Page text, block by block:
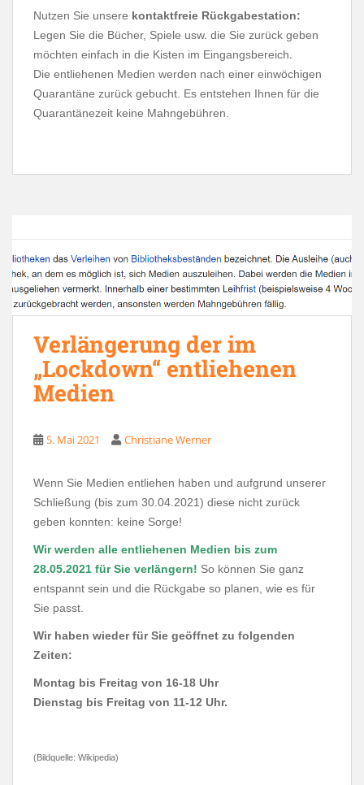
Nutzen Sie unsere kontaktfreie Rückgabestation:
Legen Sie die Bücher, Spiele usw. die Sie zurück geben
möchten einfach in die Kisten im Eingangsbereich.
Die entliehenen Medien werden nach einer einwöchigen
Quarantäne zurück gebucht. Es entstehen Ihnen für die
Quarantänezeit keine Mahngebühren.
Verlängerung der im
„Lockdown“ entliehenen
Medien
5. Mai 2021 Christiane Werner
Wenn Sie Medien entliehen haben und aufgrund unserer
Schließung (bis zum 30.04.2021) diese nicht zurück
geben konnten: keine Sorge!
Wir werden alle entliehenen Medien bis zum
28.05.2021 für Sie verlängern! So können Sie ganz
entspannt sein und die Rückgabe so planen, wie es für
Sie passt.
Wir haben wieder für Sie geöffnet zu folgenden
Zeiten:
Montag bis Freitag von 16-18 Uhr
Dienstag bis Freitag von 11-12 Uhr.
(Bildquelle: Wikipedia)